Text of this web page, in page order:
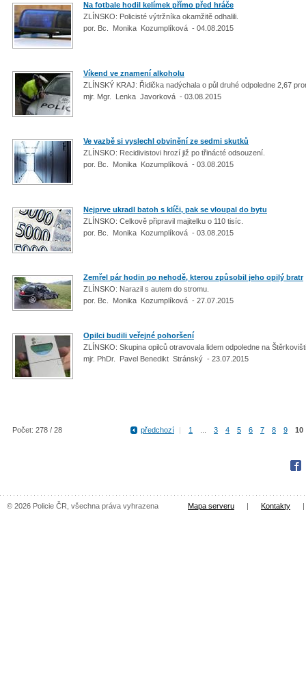
Na fotbale hodil kelímek přímo před hráče
ZLÍNSKO: Policisté výtržníka okamžitě odhalili.
por. Bc. Monika Kozumplíková - 04.08.2015
Víkend ve znamení alkoholu
ZLÍNSKÝ KRAJ: Řidička nadýchala o půl druhé odpoledne 2,67
mjr. Mgr. Lenka Javorková - 03.08.2015
Ve vazbě si vyslechl obvinění ze sedmi skutků
ZLÍNSKO: Recidivistovi hrozí již po třinácté odsouzení.
por. Bc. Monika Kozumplíková - 03.08.2015
Nejprve ukradl batoh s klíči, pak se vloupal do bytu
ZLÍNSKO: Celkově připravil majitelku o 110 tisíc.
por. Bc. Monika Kozumplíková - 03.08.2015
Zemřel pár hodin po nehodě, kterou způsobil jeho opilý bratr
ZLÍNSKO: Narazil s autem do stromu.
por. Bc. Monika Kozumplíková - 27.07.2015
Opilci budili veřejné pohoršení
ZLÍNSKO: Skupina opilců otravovala lidem odpoledne na
mjr. PhDr. Pavel Benedikt Stránský - 23.07.2015
Počet: 278 / 28 předchozí | 1 3 4 5 6 7 8 9 10
© 2026 Policie ČR, všechna práva vyhrazena Mapa serveru | Kontakty |